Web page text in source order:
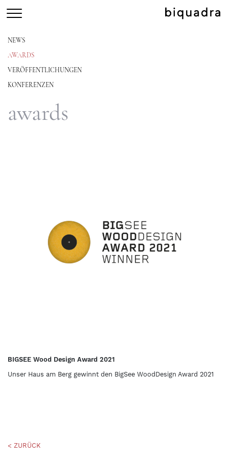
NEWS
AWARDS
VERÖFFENTLICHUNGEN
KONFERENZEN
awards
BIGSEE Wood Design Award 2021
Unser Haus am Berg gewinnt den BigSee WoodDesign Award 2021
< ZURÜCK